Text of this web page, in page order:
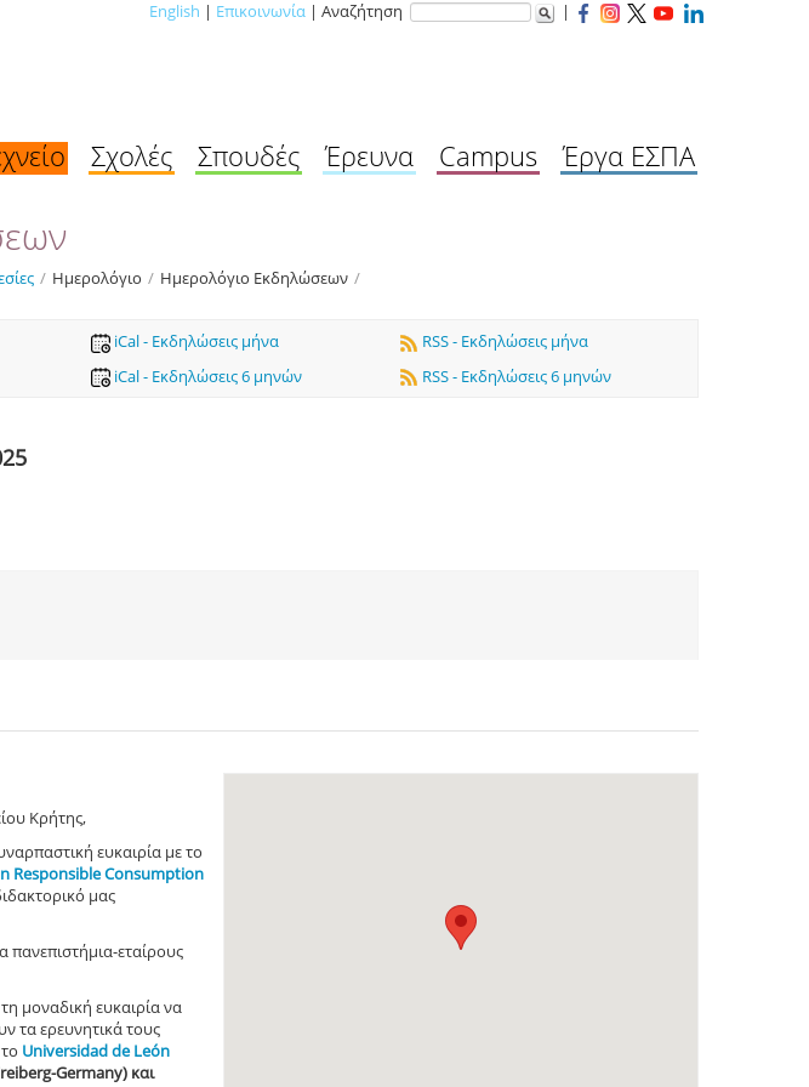
English | Επικοινωνία | Αναζήτηση |
Σχολές Σπουδές Έρευνα Campus Έργα ΕΣΠΑ
/ Ημερολόγιο / Ημερολόγιο Εκδηλώσεων /
iCal - Εκδηλώσεις μήνα
iCal - Εκδηλώσεις 6 μηνών
RSS - Εκδηλώσεις μήνα
RSS - Εκδηλώσεις 6 μηνών
Κρήτης,
ευκαιρία με το
Responsible Consumption
μας
πανεπιστήμια-εταίρους
μοναδική ευκαιρία να
τα ερευνητικά τους
Universidad de León
Germany) και